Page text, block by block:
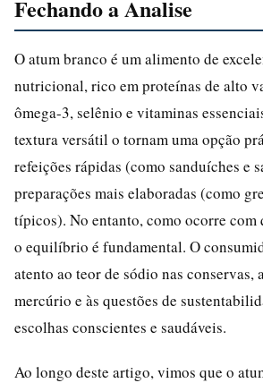
Fechando a Analise
O atum branco é um alimento de
nutricional, rico em proteínas de alto
ômega-3, selênio e vitaminas
textura versátil o tornam uma opção
refeições rápidas (como sanduíches e
preparações mais elaboradas (como
típicos). No entanto, como ocorre com
o equilíbrio é fundamental. O
atento ao teor de sódio nas conservas,
mercúrio e às questões de
escolhas conscientes e saudáveis.
Ao longo deste artigo, vimos que o